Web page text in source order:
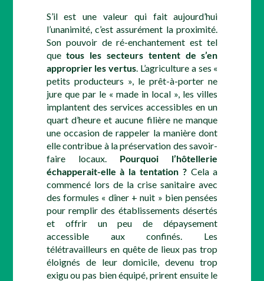
S’il est une valeur qui fait aujourd’hui
l’unanimité, c’est assurément la proximité.
Son pouvoir de ré-enchantement est tel
quetous les secteurs tentent de s’en
approprier les vertus. L’agriculture a ses «
petits producteurs », le prêt-à-porter ne
jure que par le « made in local », les villes
implantent des services accessibles en un
quart d’heure et aucune filière ne manque
une occasion de rappeler la manière dont
elle contribue à la préservation des savoir-
faire locaux. Pourquoi l’hôtellerie
échapperait-elle à la tentation ?Cela a
commencé lors de la crise sanitaire avec
des formules « dîner + nuit » bien pensées
pour remplir des établissements désertés
et offrir un peu de dépaysement
accessible aux confinés. Les
télétravailleurs en quête de lieux pas trop
éloignés de leur domicile, devenu trop
exigu ou pas bien équipé, prirent ensuite le